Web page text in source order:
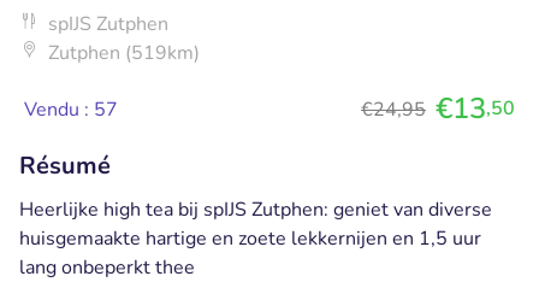
spIJS Zutphen
Zutphen (519km)
Vendu : 57 €24,95 €13,50
Résumé
Heerlijke high tea bij spIJS Zutphen: geniet van diverse
huisgemaakte hartige en zoete lekkernijen en 1,5 uur
lang onbeperkt thee